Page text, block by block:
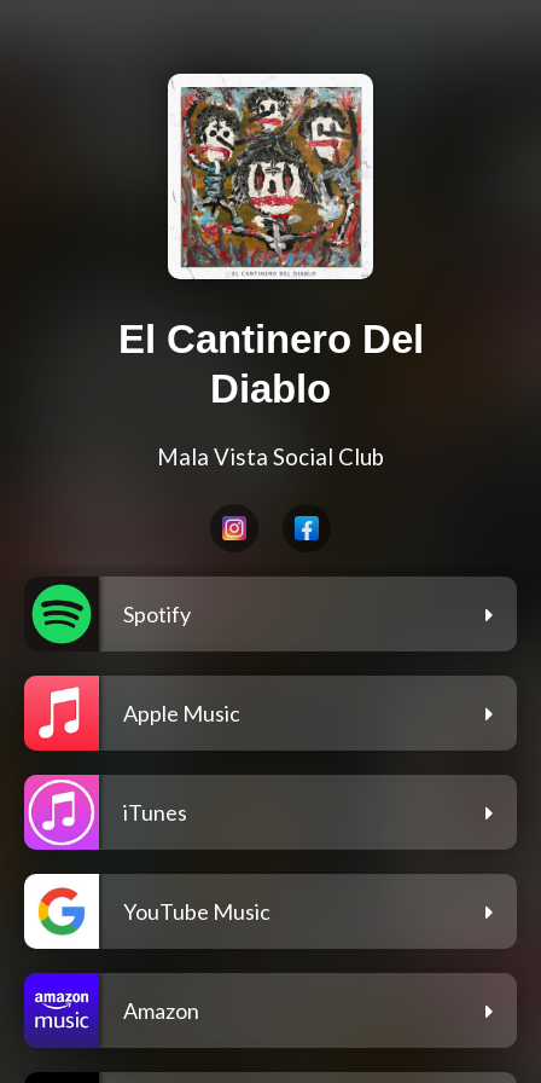
El Cantinero Del
Diablo
Mala Vista Social Club
Spotify
Apple Music
iTunes
YouTube Music
Amazon